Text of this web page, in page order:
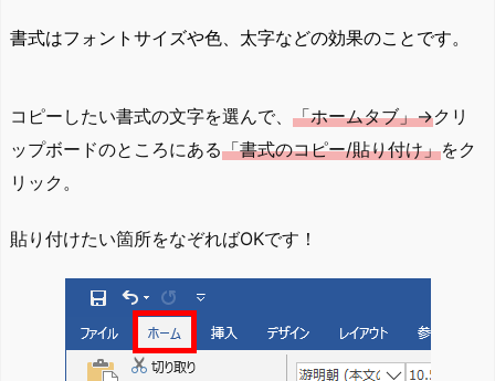
書式はフォントサイズや色、太字などの効果のことです。
コピーしたい書式の文字を選んで、 「ホームタブ」→クリ
ップボードのところにある「書式のコピー/貼り付け」をク
リック。
貼り付けたい箇所をなぞればOKです！